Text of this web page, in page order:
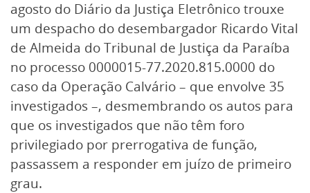
agosto do Diário da Justiça Eletrônico trouxe
um despacho do desembargador Ricardo Vital
de Almeida do Tribunal de Justiça da Paraíba
no processo 0000015-77.2020.815.0000 do
caso da Operação Calvário – que envolve 35
investigados –, desmembrando os autos para
que os investigados que não têm foro
privilegiado por prerrogativa de função,
passassem a responder em juízo de primeiro
grau.